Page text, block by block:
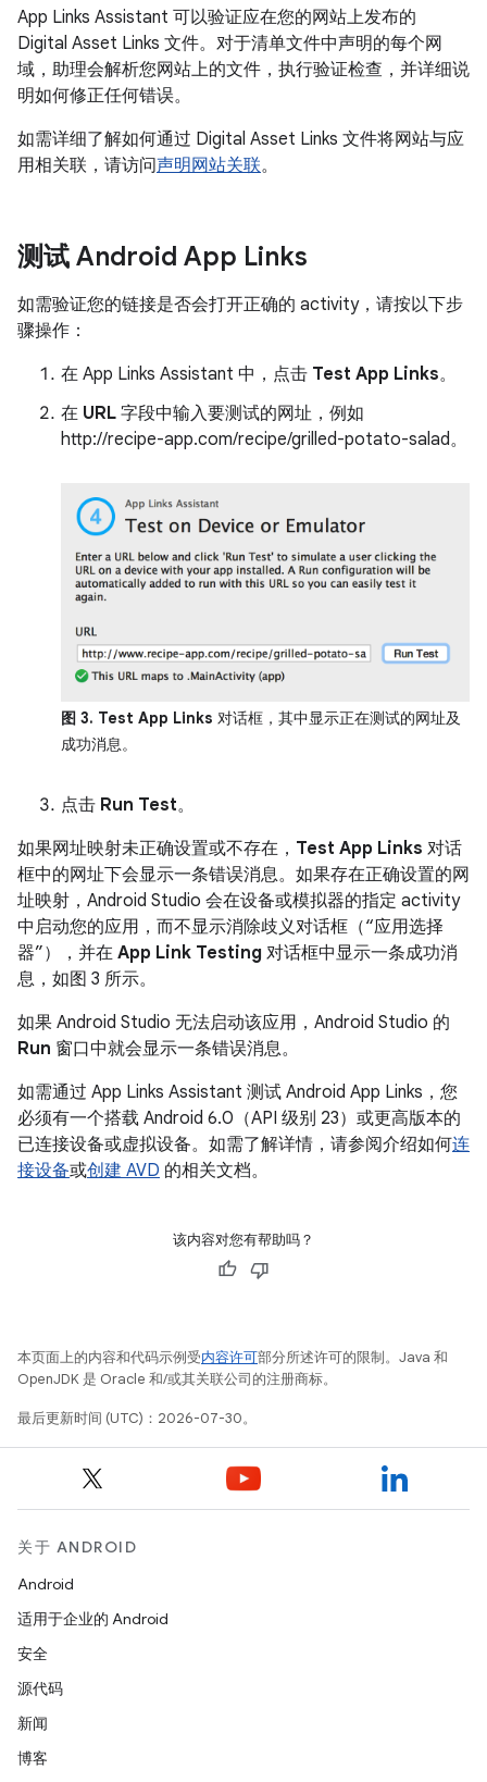
App Links Assistant 可以验证应在您的网站上发布的
Digital Asset Links 文件。对于清单文件中声明的每个网
域，助理会解析您网站上的文件，执行验证检查，并详细说
明如何修正任何错误。
如需详细了解如何通过 Digital Asset Links 文件将网站与应
用相关联，请访问声明网站关联。
测试 Android App Links
如需验证您的链接是否会打开正确的 activity，请按以下步
骤操作：
在 App Links Assistant 中，点击 Test App Links。
在 URL 字段中输入要测试的网址，例如
http://recipe-app.com/recipe/grilled-potato-salad。
图 3. Test App Links 对话框，其中显示正在测试的网址及
成功消息。
点击 Run Test。
如果网址映射未正确设置或不存在， Test App Links 对话
框中的网址下会显示一条错误消息。如果存在正确设置的网
址映射，Android Studio 会在设备或模拟器的指定 activity
中启动您的应用，而不显示消除歧义对话框（“应用选择
器”），并在 App Link Testing 对话框中显示一条成功消
息，如图 3 所示。
如果 Android Studio 无法启动该应用，Android Studio 的
Run 窗口中就会显示一条错误消息。
如需通过 App Links Assistant 测试 Android App Links，您
必须有一个搭载 Android 6.0（API 级别 23）或更高版本的
已连接设备或虚拟设备。如需了解详情，请参阅介绍如何连
接设备或创建 AVD 的相关文档。
该内容对您有帮助吗？
本页面上的内容和代码示例受内容许可部分所述许可的限制。Java 和
OpenJDK 是 Oracle 和/或其关联公司的注册商标。
最后更新时间 (UTC)：2026-07-30。
关于 ANDROID
Android
适用于企业的 Android
安全
源代码
新闻
博客